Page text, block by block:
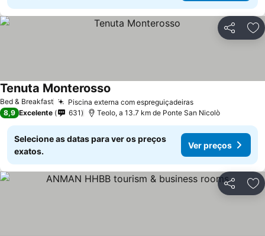
Partilhar
Bed & Breakfast Piscina externa com espreguiçadeiras
Tenuta Monterosso
8,9 Excelente 631 Teolo, a 13.7 km de Ponte San Nicolò
Selecione as datas para ver os preços
exatos.
Ver preços
Partilhar